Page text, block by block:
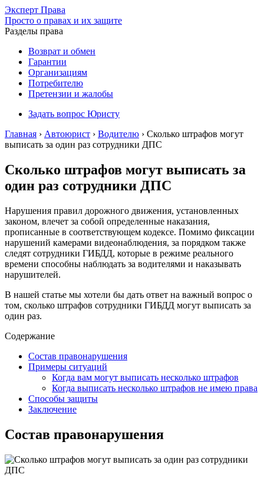
Эксперт Права
Просто о правах и их защите
Разделы права
Возврат и обмен
Гарантии
Организациям
Потребителю
Претензии и жалобы
Задать вопрос Юристу
Главная › Автоюрист › Водителю › Сколько штрафов могут
выписать за один раз сотрудники ДПС
Сколько штрафов могут выписать за
один раз сотрудники ДПС
Нарушения правил дорожного движения, установленных
законом, влечет за собой определенные наказания,
прописанные в соответствующем кодексе. Помимо фиксации
нарушений камерами видеонаблюдения, за порядком также
следят сотрудники ГИБДД, которые в режиме реального
времени способны наблюдать за водителями и наказывать
нарушителей.
В нашей статье мы хотели бы дать ответ на важный вопрос о
том, сколько штрафов сотрудники ГИБДД могут выписать за
один раз.
Содержание
Состав правонарушения
Примеры ситуаций
Когда вам могут выписать несколько штрафов
Когда выписать несколько штрафов не имею права
Способы защиты
Заключение
Состав правонарушения